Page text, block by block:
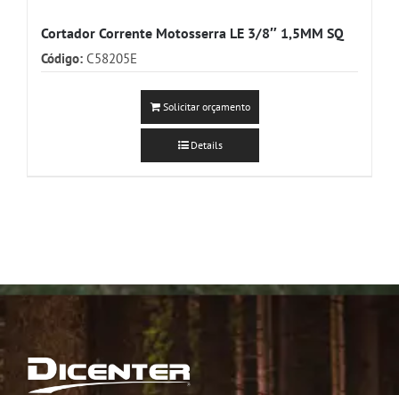
Cortador Corrente Motosserra LE 3/8″ 1,5MM SQ
Código: C58205E
Solicitar orçamento
Details